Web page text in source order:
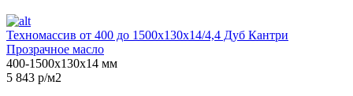
Техномассив от 400 до 1500х130х14/4,4 Дуб Кантри
Прозрачное масло
400-1500х130х14 мм
5 843 р/м2